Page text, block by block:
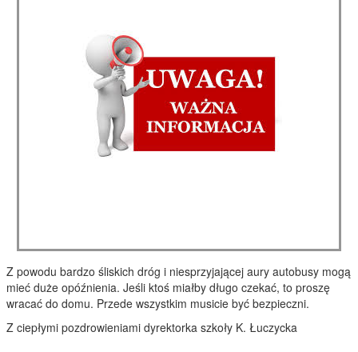
Utworzono: 02 luty 2026